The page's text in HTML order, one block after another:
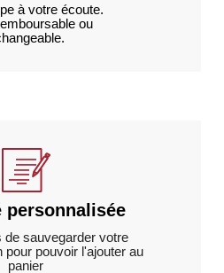
à votre écoute.
ou
personnalisée
de sauvegarder votre
pour pouvoir l'ajouter au
panier